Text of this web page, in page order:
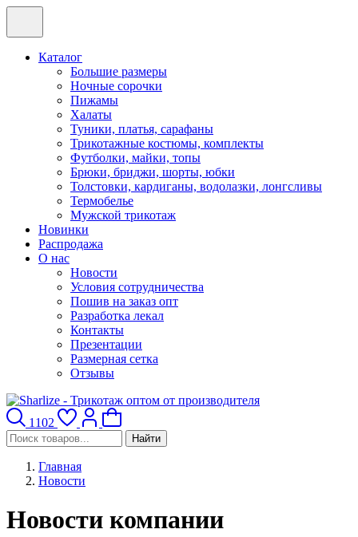
Каталог
Большие размеры
Ночные сорочки
Пижамы
Халаты
Туники, платья, сарафаны
Трикотажные костюмы, комплекты
Футболки, майки, топы
Брюки, бриджи, шорты, юбки
Толстовки, кардиганы, водолазки, лонгсливы
Термобелье
Мужской трикотаж
Новинки
Распродажа
О нас
Новости
Условия сотрудничества
Пошив на заказ опт
Разработка лекал
Контакты
Презентации
Размерная сетка
Отзывы
1102
Найти
Главная
Новости
Новости компании